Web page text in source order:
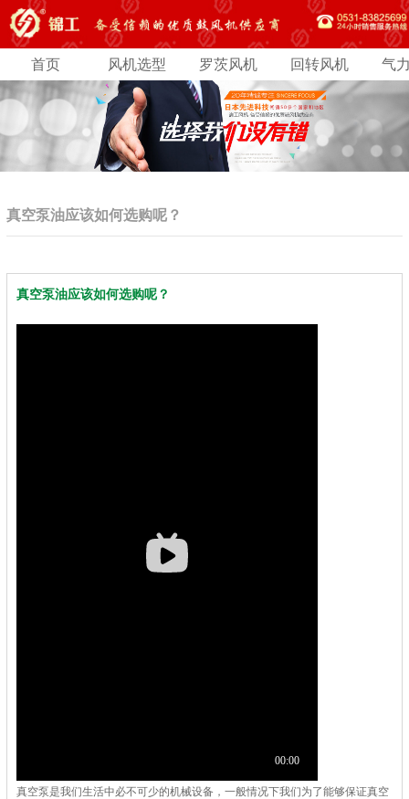
首页 风机选型 罗茨风机 回转风机 气
真空泵油应该如何选购呢？
真空泵油应该如何选购呢？
真空泵是我们生活中必不可少的机械设备，一般情况下我们为了能够保证真空